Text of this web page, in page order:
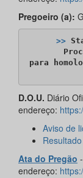
Pregoeiro (a):
>>
para
D.O.U. Diário
endereço:
Aviso de
Ata do Pregão
endereço: